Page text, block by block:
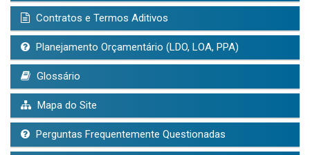
Contratos e Termos Aditivos
Planejamento Orçamentário (LDO, LOA, PPA)
Glossário
Mapa do Site
Perguntas Frequentemente Questionadas